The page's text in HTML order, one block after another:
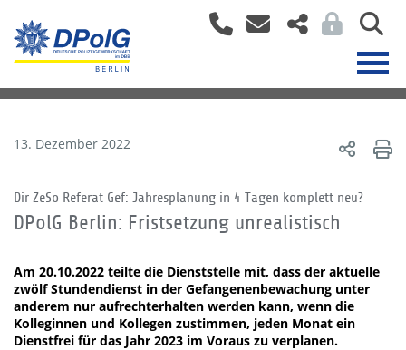
13. Dezember 2022
Dir ZeSo Referat Gef: Jahresplanung in 4 Tagen komplett neu?
DPolG Berlin: Fristsetzung unrealistisch
Am 20.10.2022 teilte die Dienststelle mit, dass der aktuelle
zwölf Stundendienst in der Gefangenenbewachung unter
anderem nur aufrechterhalten werden kann, wenn die
Kolleginnen und Kollegen zustimmen, jeden Monat ein
Dienstfrei für das Jahr 2023 im Voraus zu verplanen.